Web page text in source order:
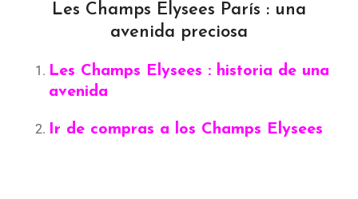
Les Champs Elysees París : una
avenida preciosa
Les Champs Elysees : historia de una
avenida
Ir de compras a los Champs Elysees